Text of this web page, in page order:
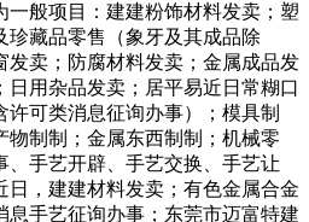
一般项目：建建粉饰材料发卖；塑
珍藏品零售（象牙及其成品除
发卖；防腐材料发卖；金属成品发
用杂品发卖；居平易近日常糊口
可类消息征询办事）；模具制
物制制；金属东西制制；机械零
、手艺开辟、手艺交换、手艺让
日，建建材料发卖；有色金属合金
息手艺征询办事；东莞市迈富特建